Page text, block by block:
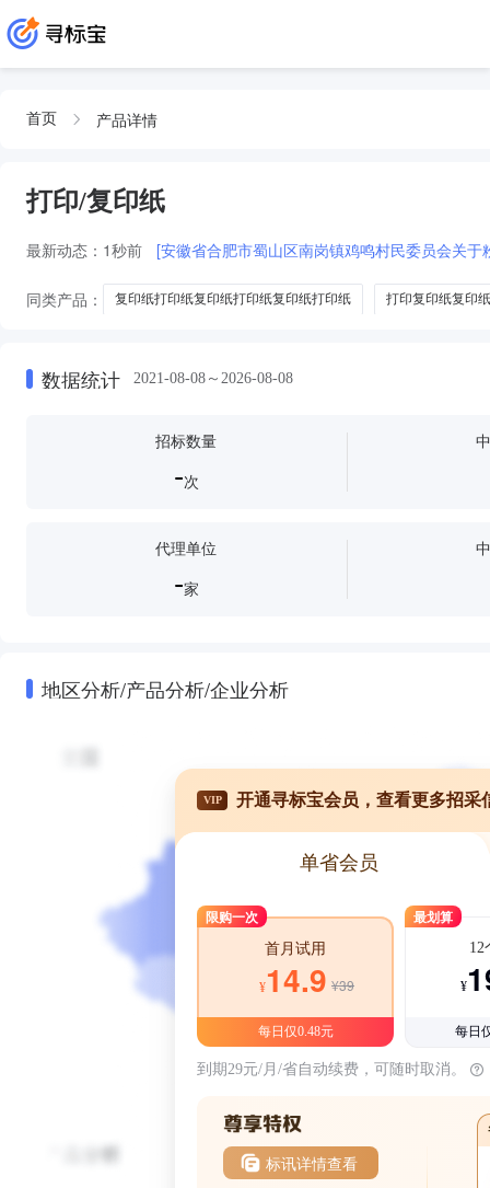
首页 产品详情
打印/复印纸
最新动态： 1秒前 [安徽省合肥市蜀山区南岗镇鸡鸣村民委员会关
同类产品： 复印纸打印纸复印纸打印纸复印纸打印纸 打印复印纸复印纸
数据统计 2021-08-08～2026-08-08
招标数量
-次
代理单位
-家
地区分析/产品分析/企业分析
VIP 开通寻标宝会员，查看更多招采
单省会员
限购一次
首月试用
¥14.9 ¥39
每日仅0.48元
最划算
12
¥
每日
到期29元/月/省自动续费，可随时取消。
标讯详情查看